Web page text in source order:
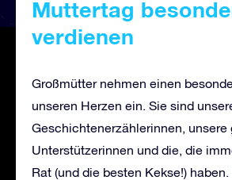
Muttertag
verdienen
Großmütter nehmen einen
unseren Herzen ein. Sie sind
Geschichtenerzählerinnen, unsere
Unterstützerinnen und die, die
Rat (und die besten Kekse!)